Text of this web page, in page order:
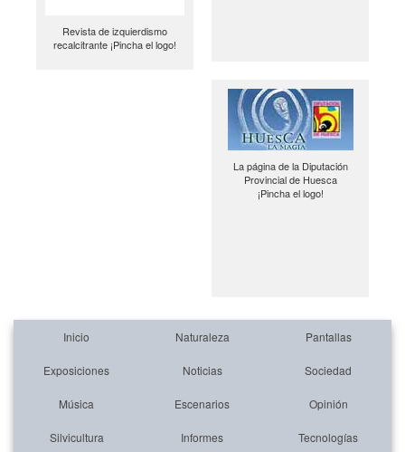
Revista de izquierdismo
recalcitrante ¡Pincha el logo!
La página de la Diputación
Provincial de Huesca
¡Pincha el logo!
Inicio Naturaleza Pantallas
Exposiciones Noticias Sociedad
Música Escenarios Opinión
Silvicultura Informes Tecnologías